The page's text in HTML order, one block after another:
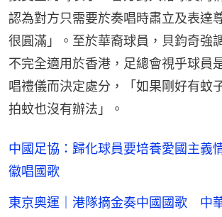
認為對方只需要於奏唱時肅立及表達
很圓滿」。至於華裔球員，貝鈞奇強
不完全適用於香港，足總會視乎球員
唱禮儀而決定處分，「如果剛好有蚊
拍蚊也沒有辦法」。
中國足協：歸化球員要培養愛國主
徽唱國歌
東京奧運｜港隊摘金奏中國國歌 中